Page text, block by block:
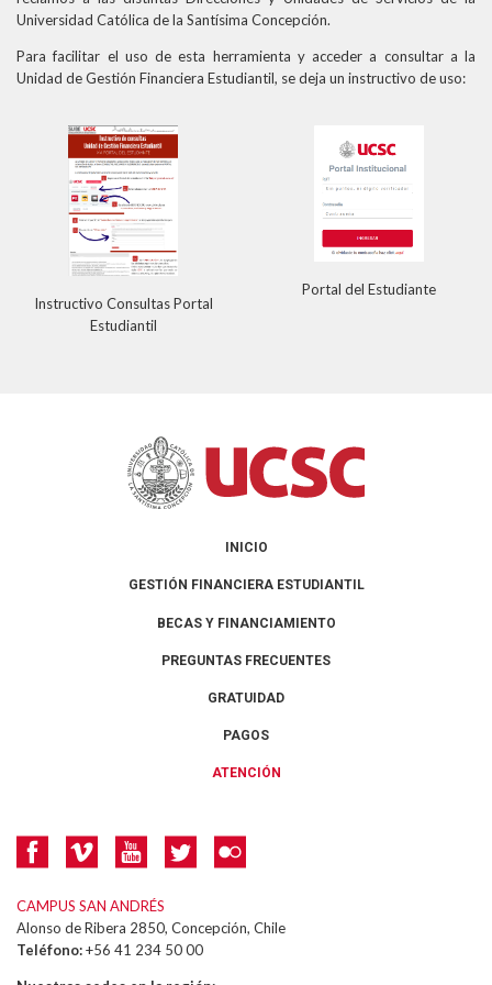
Universidad Católica de la Santísima Concepción.
Para facilitar el uso de esta herramienta y acceder a consultar a la
Unidad de Gestión Financiera Estudiantil, se deja un instructivo de uso:
Instructivo Consultas Portal
Estudiantil
Portal del Estudiante
INICIO
GESTIÓN FINANCIERA ESTUDIANTIL
BECAS Y FINANCIAMIENTO
PREGUNTAS FRECUENTES
GRATUIDAD
PAGOS
ATENCIÓN
CAMPUS SAN ANDRÉS
Alonso de Ribera 2850, Concepción, Chile
Teléfono:+56 41 234 50 00